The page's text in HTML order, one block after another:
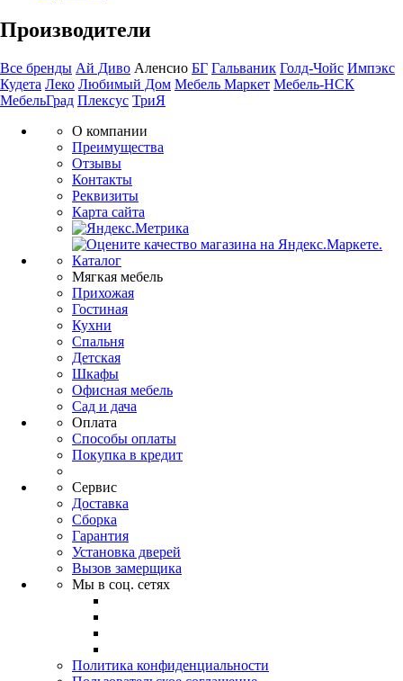
Производители
Все бренды Ай Диво Аленсио БГ Гальваник Голд-Чойс Импэкс
Кудета Леко Любимый Дом Мебель Маркет Мебель-НСК
МебельГрад Плексус ТриЯ
О компании
Преимущества
Отзывы
Контакты
Реквизиты
Карта сайта
Каталог
Мягкая мебель
Прихожая
Гостиная
Кухни
Спальня
Детская
Шкафы
Офисная мебель
Сад и дача
Оплата
Способы оплаты
Покупка в кредит
Сервис
Доставка
Сборка
Гарантия
Установка дверей
Вызов замерщика
Мы в соц. сетях
Политика конфиденциальности